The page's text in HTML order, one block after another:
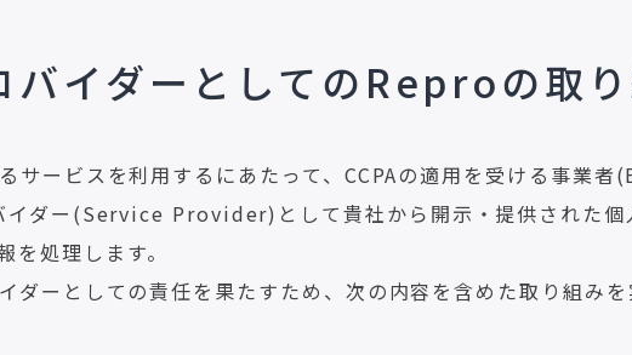
バイダーとしてのReproの取
サービスを利用するにあたって、CCPAの適用を受ける事業
イダー(Service Provider)として貴社から開示・提供された
を処理します。
ダーとしての責任を果たすため、次の内容を含めた取り組みを